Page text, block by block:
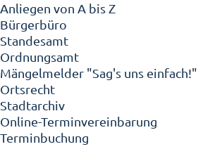
Anliegen von A bis Z
Bürgerbüro
Standesamt
Ordnungsamt
Mängelmelder "Sag's uns einfach!"
Ortsrecht
Stadtarchiv
Online-Terminvereinbarung
Terminbuchung